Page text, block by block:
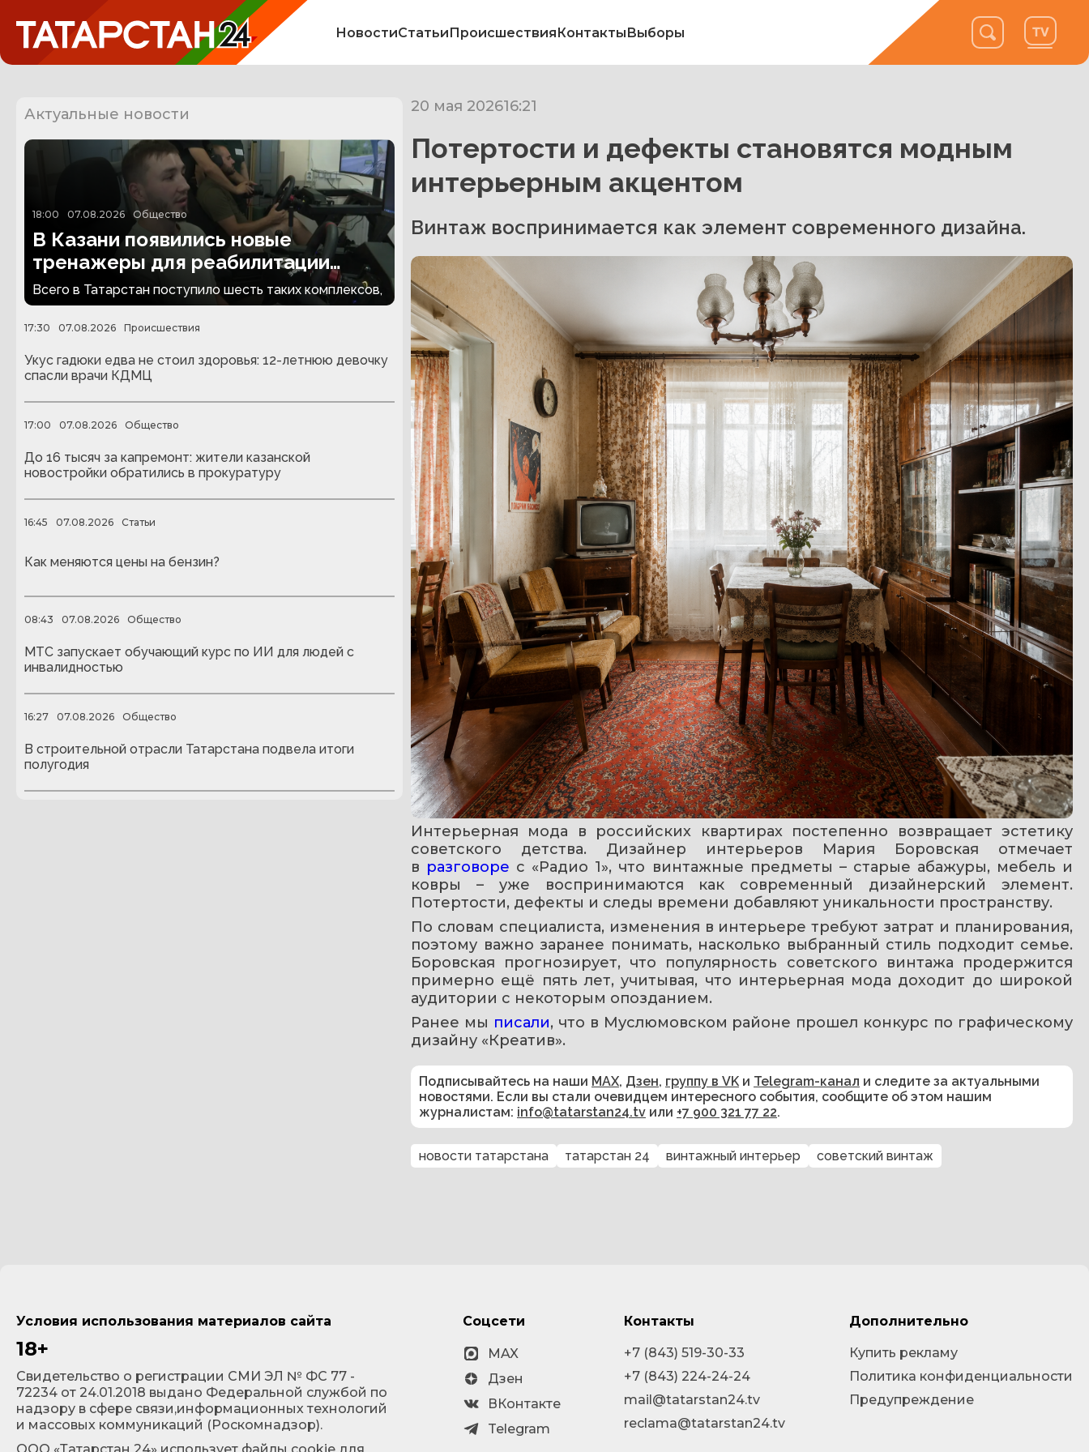
НовостиСтатьиПроисшествияКонтактыВыборы
Актуальные новости
18:00 07.08.2026 Общество
В Казани появились новые
тренажеры для реабилитации
людей с ампутациями
Всего в Татарстан поступило шесть таких комплексов,
17:30 07.08.2026 Происшествия
Укус гадюки едва не стоил здоровья: 12-летнюю девочку
спасли врачи КДМЦ
17:00 07.08.2026 Общество
До 16 тысяч за капремонт: жители казанской
новостройки обратились в прокуратуру
16:45 07.08.2026 Статьи
Как меняются цены на бензин?
08:43 07.08.2026 Общество
МТС запускает обучающий курс по ИИ для людей с
инвалидностью
16:27 07.08.2026 Общество
В строительной отрасли Татарстана подвела итоги
полугодия
20 мая 202616:21
Потертости и дефекты становятся модным
интерьерным акцентом
Винтаж воспринимается как элемент современного дизайна.
Интерьерная мода в российских квартирах постепенно возвращает эстетику
советского детства. Дизайнер интерьеров Мария Боровская отмечает
в разговоре с «Радио 1», что винтажные предметы – старые абажуры, мебель и
ковры – уже воспринимаются как современный дизайнерский элемент.
Потертости, дефекты и следы времени добавляют уникальности пространству.
По словам специалиста, изменения в интерьере требуют затрат и планирования,
поэтому важно заранее понимать, насколько выбранный стиль подходит семье.
Боровская прогнозирует, что популярность советского винтажа продержится
примерно ещё пять лет, учитывая, что интерьерная мода доходит до широкой
аудитории с некоторым опозданием.
Ранее мы писали, что в Муслюмовском районе прошел конкурс по графическому
дизайну «Креатив».
Подписывайтесь на наши MAX, Дзен, группу в VK и Telegram-канал и следите за актуальными
новостями. Если вы стали очевидцем интересного события, сообщите об этом нашим
журналистам: info@tatarstan24.tv или +7 900 321 77 22.
новости татарстана татарстан 24 винтажный интерьер советский винтаж
Условия использования материалов сайта
18+
Cвидетельство о регистрации СМИ ЭЛ № ФС 77 -
72234 от 24.01.2018 выдано Федеральной службой по
надзору в сфере связи,информационных технологий
и массовых коммуникаций (Роскомнадзор).
Соцсети
MAX
Дзен
ВКонтакте
Telegram
Контакты
+7 (843) 519-30-33
+7 (843) 224-24-24
mail@tatarstan24.tv
reclama@tatarstan24.tv
Дополнительно
Купить рекламу
Политика конфиденциальности
Предупреждение